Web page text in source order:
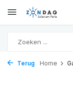
Terug Home